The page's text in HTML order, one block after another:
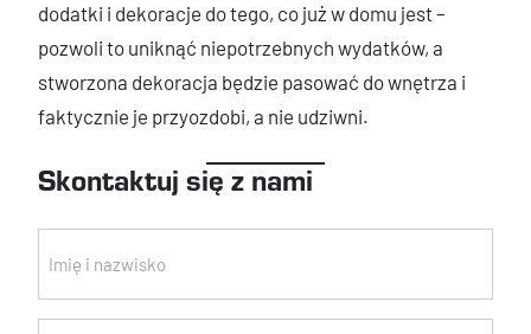
dodatki i dekoracje do tego, co już w domu jest –
pozwoli to uniknąć niepotrzebnych wydatków, a
stworzona dekoracja będzie pasować do wnętrza i
faktycznie je przyozdobi, a nie udziwni.
Skontaktuj się z nami